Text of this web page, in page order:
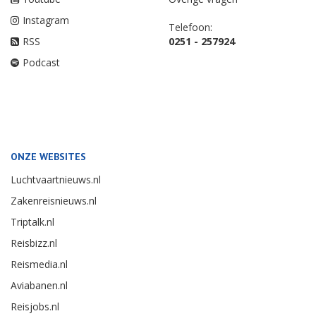
Instagram
RSS
Podcast
Telefoon:
0251 - 257924
ONZE WEBSITES
Luchtvaartnieuws.nl
Zakenreisnieuws.nl
Triptalk.nl
Reisbizz.nl
Reismedia.nl
Aviabanen.nl
Reisjobs.nl